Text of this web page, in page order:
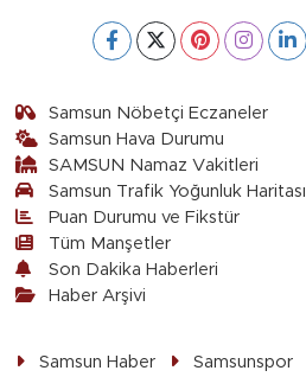
Samsun Nöbetçi Eczaneler
Samsun Hava Durumu
SAMSUN Namaz Vakitleri
Samsun Trafik Yoğunluk Haritası
Puan Durumu ve Fikstür
Tüm Manşetler
Son Dakika Haberleri
Haber Arşivi
Samsun Haber Samsunspor